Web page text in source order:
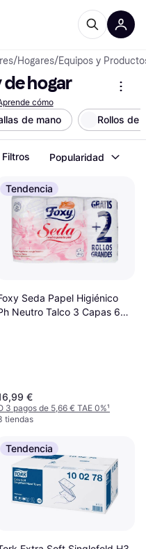
/Hogares/Equipos y
de hogar
cómo
de mano Rollos de
Filtros Popularidad
Tendencia
Seda Papel Higiénico
Neutro Talco 3 Capas 6
€
3 pagos de 5,66 € TAE 0%¹
tiendas
Tendencia